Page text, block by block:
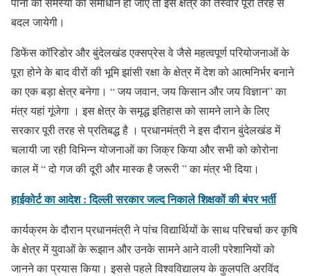
बदल जायेगी।
डिफेंस कॉरिडोर और बुंदेलखंड एक्सप्रेस वे जैसे महत्वपूर्ण परियोजनाओं के
पूरा होने के बाद वीरों की भूमि झांसी रक्षा के क्षेत्र में देश को आत्मनिर्भर बनाने
का एक बड़ा क्षेत्र बनेगा। “ जय जवान, जय किसान और जय विज्ञान” का
मंत्र यहां गूंजेगा । इस क्षेत्र के समृद्ध इतिहास को सामने लाने के लिए
सरकार पूरी तरह से प्रतिबद्ध है । प्रधानमंत्री ने इस दौरान बुंदेलखंड में
चलायी जा रही विभिन्न योजनाओं का जिक्र किया और सभी को कोरोना
काल में “ दो गज की दूरी और मास्क है जरूरी ” का मंत्र भी दिया।
हाईकोर्ट का आदेश : दिल्ली सरकार जल्द निकाले शिक्षकों की बंपर भर्ती
कार्यक्रम के दौरान प्रधानमंत्री ने पांच विद्यार्थियों के साथ परिचर्चा कर कृषि
के क्षेत्र में युवाओं के रूझान और उनके सामने आने वाली परेशानियों को
जानने का प्रयास किया। इससे पहले विश्वविद्यालय के कुलपति अरविंद